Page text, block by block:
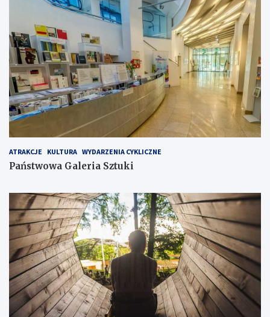
ATRAKCJE KULTURA WYDARZENIA CYKLICZNE
Państwowa Galeria Sztuki